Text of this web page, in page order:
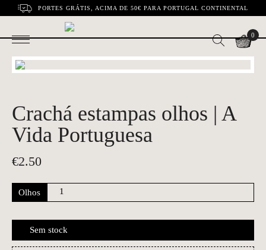
PORTES GRÁTIS, ACIMA DE 50€ PARA PORTUGAL CONTINENTAL
0
Crachá estampas olhos | A
Vida Portuguesa
€2.50
Olhos
Sem stock